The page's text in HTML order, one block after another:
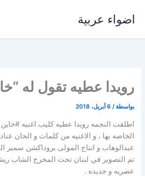
اضواء عربية
رويدا عطيه تقول له
بواسطة / 6 أبريل، 2018
اطلقت النجمه رويدا عطيه كليب اغنيه #خاين
الخاصه بها ، و الاغنيه من كلمات و الحان
عبدالوهاب و انتاج المولى بروداكشن سمير
تم التصوير في لبنان تحت المخرج الشاب
عصريه و جديده .